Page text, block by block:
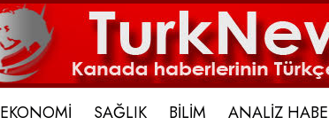
EKONOMİ SAĞLIK BİLİM ANALİZ